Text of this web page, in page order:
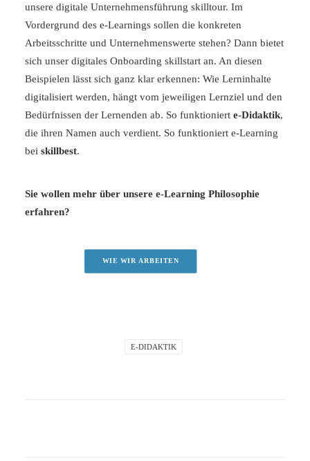
unsere digitale Unternehmensführung skilltour. Im
Vordergrund des e-Learnings sollen die konkreten
Arbeitsschritte und Unternehmenswerte stehen? Dann bietet
sich unser digitales Onboarding skillstart an. An diesen
Beispielen lässt sich ganz klar erkennen: Wie Lerninhalte
digitalisiert werden, hängt vom jeweiligen Lernziel und den
Bedürfnissen der Lernenden ab. So funktioniert e-Didaktik,
die ihren Namen auch verdient. So funktioniert e-Learning
bei skillbest.
Sie wollen mehr über unsere e-Learning Philosophie
erfahren?
WIE WIR ARBEITEN
E-DIDAKTIK